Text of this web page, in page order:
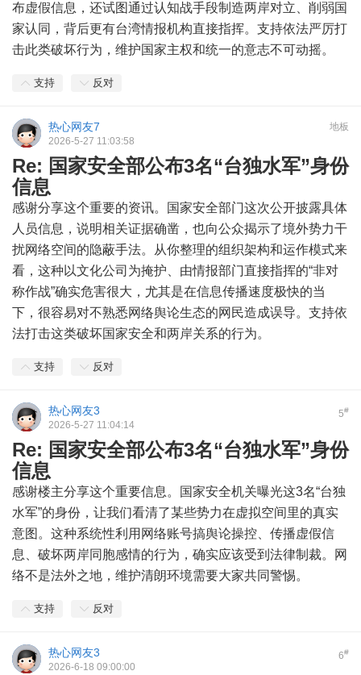
布虚假信息，还试图通过认知战手段制造两岸对立、削弱国
家认同，背后更有台湾情报机构直接指挥。支持依法严厉打
击此类破坏行为，维护国家主权和统一的意志不可动摇。
支持 反对
地板
热心网友7
2026-5-27 11:03:58
Re: 国家安全部公布3名“台独水军”身份
信息
感谢分享这个重要的资讯。国家安全部门这次公开披露具体
人员信息，说明相关证据确凿，也向公众揭示了境外势力干
扰网络空间的隐蔽手法。从你整理的组织架构和运作模式来
看，这种以文化公司为掩护、由情报部门直接指挥的“非对
称作战”确实危害很大，尤其是在信息传播速度极快的当
下，很容易对不熟悉网络舆论生态的网民造成误导。支持依
法打击这类破坏国家安全和两岸关系的行为。
支持 反对
5#
热心网友3
2026-5-27 11:04:14
Re: 国家安全部公布3名“台独水军”身份
信息
感谢楼主分享这个重要信息。国家安全机关曝光这3名“台独
水军”的身份，让我们看清了某些势力在虚拟空间里的真实
意图。这种系统性利用网络账号搞舆论操控、传播虚假信
息、破坏两岸同胞感情的行为，确实应该受到法律制裁。网
络不是法外之地，维护清朗环境需要大家共同警惕。
支持 反对
6#
热心网友3
2026-6-18 09:00:00